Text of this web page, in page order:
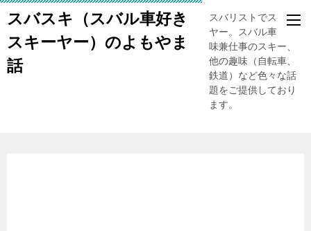
スバスキ（スバル車好き
スキーヤー）のよもやま
話
スバリストでスキー
ヤー。スバル車、趣
味兼仕事のスキー、
他の趣味（自転車、
鉄道）など色々な話
題をご提供しており
ます。